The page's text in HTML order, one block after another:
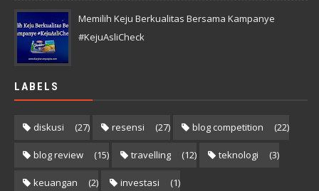
Memilih Keju Berkualitas Bersama Kampanye
#KejuAsliCheck
LABELS
diskusi (27) resensi (27) blog competition (22)
blog review (15) travelling (12) teknologi (3)
keuangan (2) investasi (1)